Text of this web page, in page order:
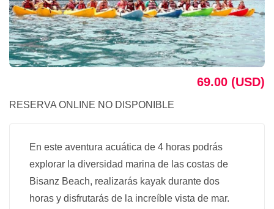
69.00 (USD)
RESERVA ONLINE NO DISPONIBLE
En este aventura acuática de 4 horas podrás
explorar la diversidad marina de las costas de
Bisanz Beach, realizarás kayak durante dos
horas y disfrutarás de la increíble vista de mar.